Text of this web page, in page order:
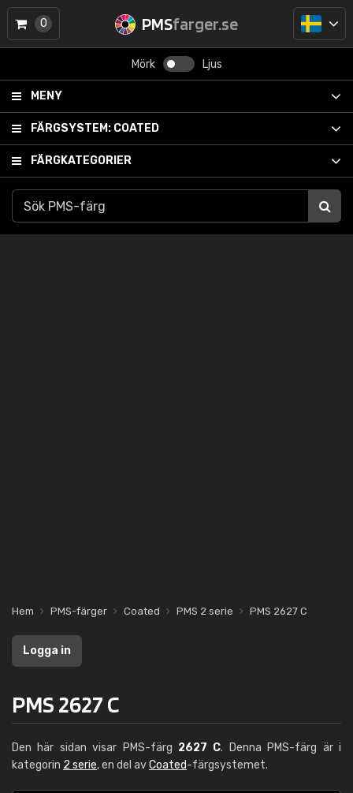
PMSfarger.se
Mörk Ljus
MENY
FÄRGSYSTEM: COATED
FÄRGKATEGORIER
0
Hem PMS-färger Coated PMS 2 serie PMS 2627 C
Logga in
PMS 2627 C
Den här sidan visar PMS-färg 2627 C. Denna PMS-färg är i
kategorin 2 serie, en del avCoated-färgsystemet.